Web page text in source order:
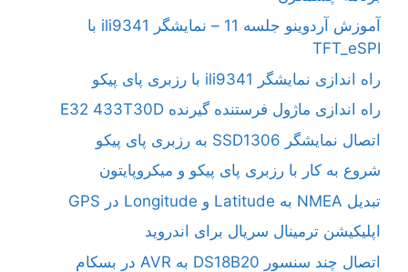
آموزش آردوینو جلسه 11 – نمایشگر ili9341 با
TFT_eSPI
راه اندازی نمایشگر ili9341 با رزبری پای پیکو
راه اندازی ماژول فرستنده گیرنده E32 433T30D
اتصال نمایشگر SSD1306 به رزبری پای پیکو
شروع به کار با رزبری پای پیکو و میکروپایتون
تبدیل NMEA به Latitude و Longitude در GPS
اپلیکیشن ترمینال سریال برای اندروید
اتصال چند سنسور DS18B20 به AVR در بسکام